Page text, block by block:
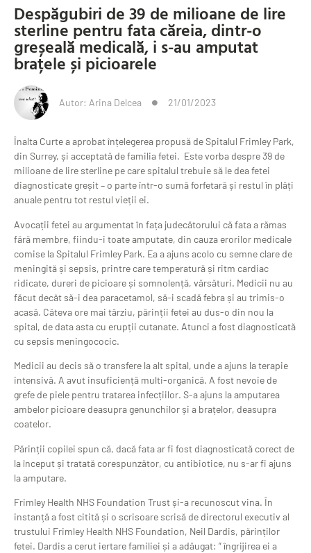
Despăgubiri de 39 de milioane de lire
sterline pentru fata căreia, dintr-o
greșeală medicală, i s-au amputat
brațele și picioarele
Autor: Arina Delcea 21/01/2023
Înalta Curte a aprobat înțelegerea propusă de Spitalul Frimley Park,
din Surrey, și acceptată de familia fetei. Este vorba despre 39 de
milioane de lire sterline pe care spitalul trebuie să le dea fetei
diagnosticate greșit – o parte într-o sumă forfetară și restul în plăți
anuale pentru tot restul vieții ei.
Avocații fetei au argumentat în fața judecătorului că fata a rămas
fără membre, fiindu-i toate amputate, din cauza erorilor medicale
comise la Spitalul Frimley Park. Ea a ajuns acolo cu semne clare de
meningită și sepsis, printre care temperatură și ritm cardiac
ridicate, dureri de picioare și somnolență, vărsături. Medicii nu au
făcut decât să-i dea paracetamol, să-i scadă febra și au trimis-o
acasă. Câteva ore mai târziu, părinții fetei au dus-o din nou la
spital, de data asta cu erupții cutanate. Atunci a fost diagnosticată
cu sepsis meningococic.
Medicii au decis să o transfere la alt spital, unde a ajuns la terapie
intensivă. A avut insuficiență multi-organică. A fost nevoie de
grefe de piele pentru tratarea infecțiilor. S-a ajuns la amputarea
ambelor picioare deasupra genunchilor și a brațelor, deasupra
coatelor.
Părinții copilei spun că, dacă fata ar fi fost diagnosticată corect de
la început și tratată corespunzător, cu antibiotice, nu s-ar fi ajuns
la amputare.
Frimley Health NHS Foundation Trust și-a recunoscut vina. În
instanță a fost citită și o scrisoare scrisă de directorul executiv al
trustului Frimley Health NHS Foundation, Neil Dardis, părinților
fetei. Dardis a cerut iertare familiei și a adăugat: ” îngrijirea ei a